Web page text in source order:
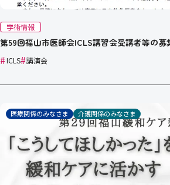
学術情報
第59回福山市医師会ICLS講習会受講者等の募
#ICLS#講演会
医療関係のみなさま 介護関係のみなさま